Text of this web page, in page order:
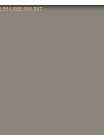
,564,565,566,567